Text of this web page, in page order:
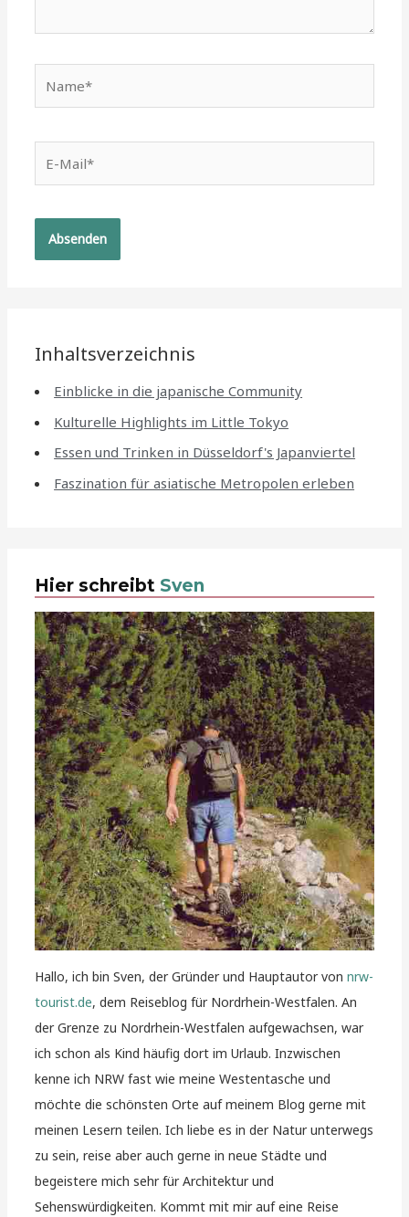
Mail*
Inhaltsverzeichnis
Einblicke in die japanische Community
Kulturelle Highlights im Little Tokyo
Essen und Trinken in Düsseldorf's Japanviertel
Faszination für asiatische Metropolen erleben
Hier schreibt Sven
Hallo, ich bin Sven, der Gründer und Hauptautor vonnrw-
tourist.de, dem Reiseblog für Nordrhein-Westfalen. An
der Grenze zu Nordrhein-Westfalen aufgewachsen, war
ich schon als Kind häufig dort im Urlaub. Inzwischen
kenne ich NRW fast wie meine Westentasche und
möchte die schönsten Orte auf meinem Blog gerne mit
meinen Lesern teilen. Ich liebe es in der Natur unterwegs
zu sein, reise aber auch gerne in neue Städte und
begeistere mich sehr für Architektur und
Sehenswürdigkeiten. Kommt mit mir auf eine Reise